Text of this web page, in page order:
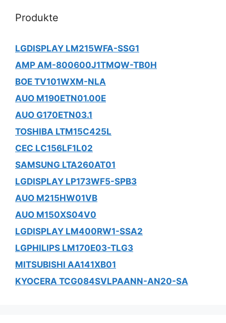
Produkte
LGDISPLAY LM215WFA-SSG1
AMP AM-800600J1TMQW-TB0H
BOE TV101WXM-NLA
AUO M190ETN01.00E
AUO G170ETN03.1
TOSHIBA LTM15C425L
CEC LC156LF1L02
SAMSUNG LTA260AT01
LGDISPLAY LP173WF5-SPB3
AUO M215HW01VB
AUO M150XS04V0
LGDISPLAY LM400RW1-SSA2
LGPHILIPS LM170E03-TLG3
MITSUBISHI AA141XB01
KYOCERA TCG084SVLPAANN-AN20-SA